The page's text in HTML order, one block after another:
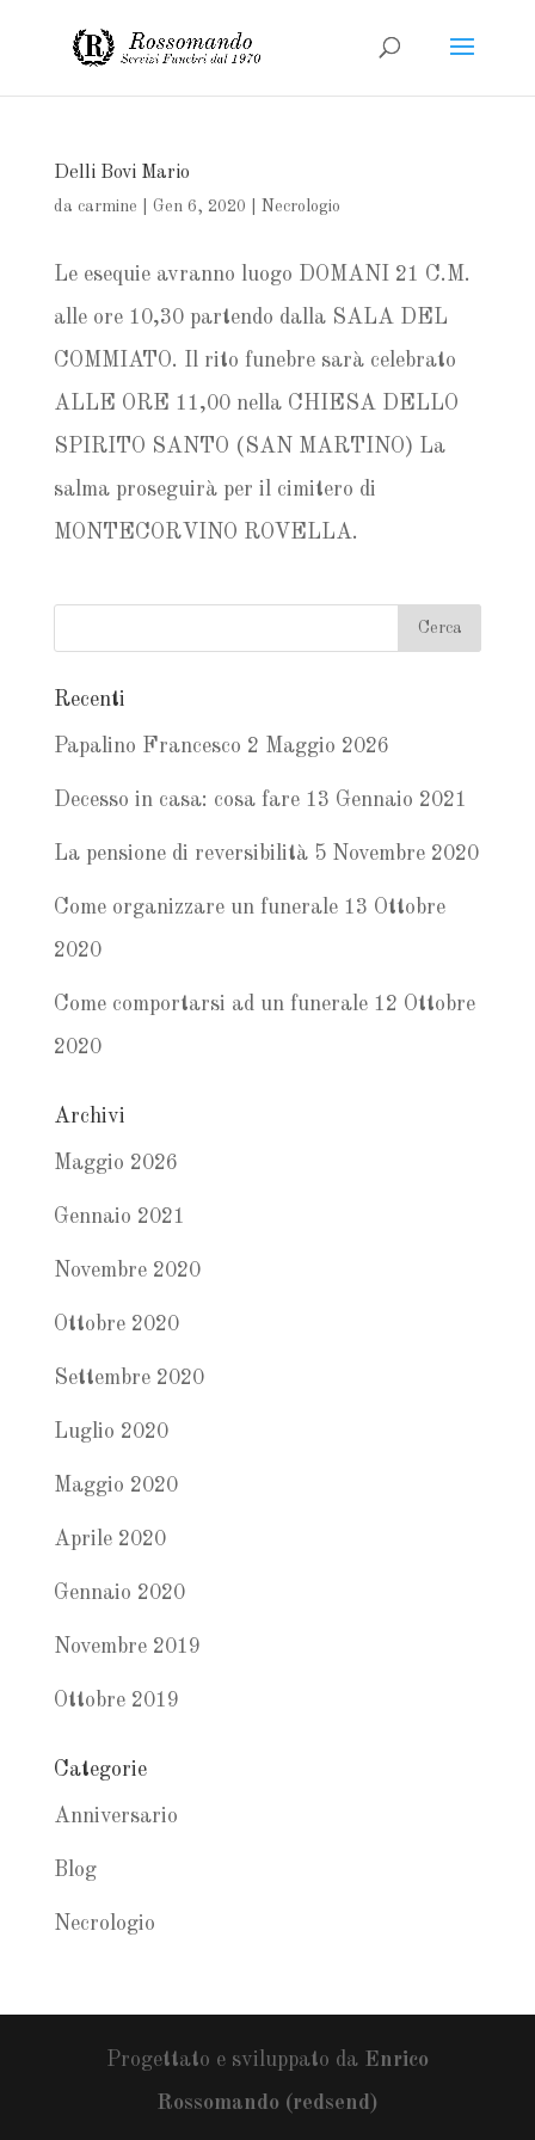
Delli Bovi Mario
da carmine Gen 6, 2020 Necrologio
Le esequie avranno luogo DOMANI 21 C.M.
alle ore 10,30 partendo dalla SALA DEL
COMMIATO. Il rito funebre sarà celebrato
ALLE ORE 11,00 nella CHIESA DELLO
SPIRITO SANTO (SAN MARTINO) La
salma proseguirà per il cimitero di
MONTECORVINO ROVELLA.
Recenti
Papalino Francesco 2 Maggio 2026
Decesso in casa: cosa fare 13 Gennaio 2021
La pensione di reversibilità 5 Novembre 2020
Come organizzare un funerale 13 Ottobre
2020
Come comportarsi ad un funerale 12 Ottobre
2020
Archivi
Maggio 2026
Gennaio 2021
Novembre 2020
Ottobre 2020
Settembre 2020
Luglio 2020
Maggio 2020
Aprile 2020
Gennaio 2020
Novembre 2019
Ottobre 2019
Categorie
Anniversario
Blog
Necrologio
Progettato e sviluppato da Enrico
Rossomando (redsend)